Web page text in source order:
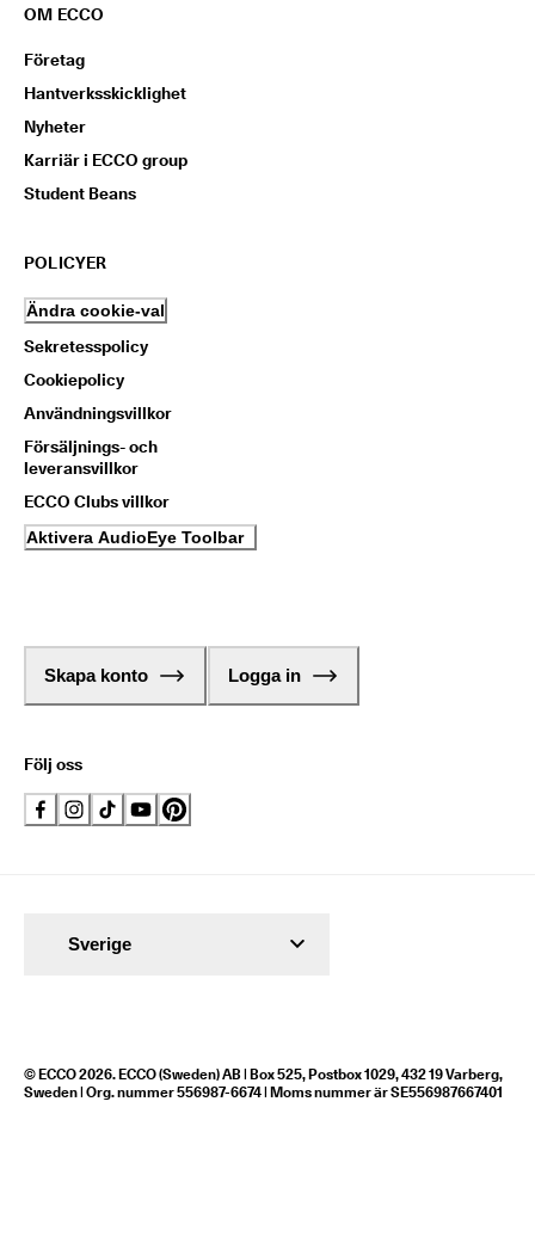
OM ECCO
Företag
Hantverksskicklighet
Nyheter
Karriär i ECCO group
Student Beans
POLICYER
Ändra cookie-val
Sekretesspolicy
Cookiepolicy
Användningsvillkor
Försäljnings- och
leveransvillkor
ECCO Clubs villkor
Aktivera AudioEye Toolbar
Skapa konto Logga in
Följ oss
© ECCO 2026. ECCO (Sweden) AB | Box 525, Postbox 1029, 432 19 Varberg,
Sweden | Org. nummer 556987-6674 | Moms nummer är SE556987667401
Sverige